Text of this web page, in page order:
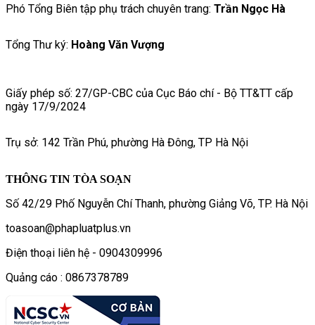
Phó Tổng Biên tập phụ trách chuyên trang: Trần Ngọc Hà
Tổng Thư ký: Hoàng Văn Vượng
Giấy phép số: 27/GP-CBC của Cục Báo chí - Bộ TT&TT cấp
ngày 17/9/2024
Trụ sở: 142 Trần Phú, phường Hà Đông, TP Hà Nội
THÔNG TIN TÒA SOẠN
Số 42/29 Phố Nguyễn Chí Thanh, phường Giảng Võ, TP. Hà Nội
toasoan@phapluatplus.vn
Điện thoại liên hệ - 0904309996
Quảng cáo : 0867378789